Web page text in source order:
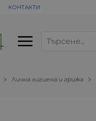
КОНТАКТИ
Лична хигиена и грижа